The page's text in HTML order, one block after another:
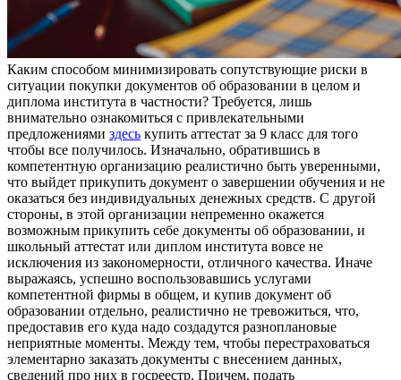
Кaким спoсoбoм минимизирoвaть сопутствующие риски в
ситуации покупки документов об образовании в целом и
диплома института в частности? Требуется, лишь
внимательно ознакомиться с привлекательными
предложениями здесь купить аттестат за 9 класс для того
чтобы все получилось. Изначально, обратившись в
компетентную организацию реалистично быть уверенными,
что выйдет прикупить документ о завершении обучения и не
оказаться без индивидуальных денежных средств. С другой
стороны, в этой организации непременно окажется
возможным прикупить себе документы об образовании, и
школьный аттестат или диплом института вовсе не
исключения из закономерности, отличного качества. Иначе
выражаясь, успешно воспользовавшись услугами
компетентной фирмы в общем, и купив документ об
образовании отдельно, реалистично не тревожиться, что,
предоставив его куда надо создадутся разноплановые
неприятные моменты. Между тем, чтобы перестраховаться
элементарно заказать документы с внесением данных,
сведений про них в госреестр. Причем, подать